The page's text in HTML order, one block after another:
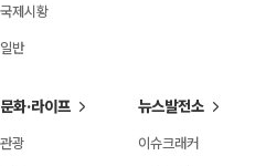
국제시황
일반
문화·라이프
관광
뉴스발전소
이슈크래커